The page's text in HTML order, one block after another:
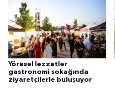
Yöresel lezzetler
gastronomi sokağında
ziyaretçilerle buluşuyor